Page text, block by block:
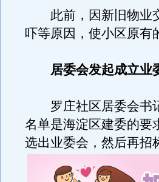
此前，因新旧物业
吓等原因，使小区原有
居委会发起成立业
罗庄社区居委会书
名单是海淀区建委的要
选出业委会，然后再招